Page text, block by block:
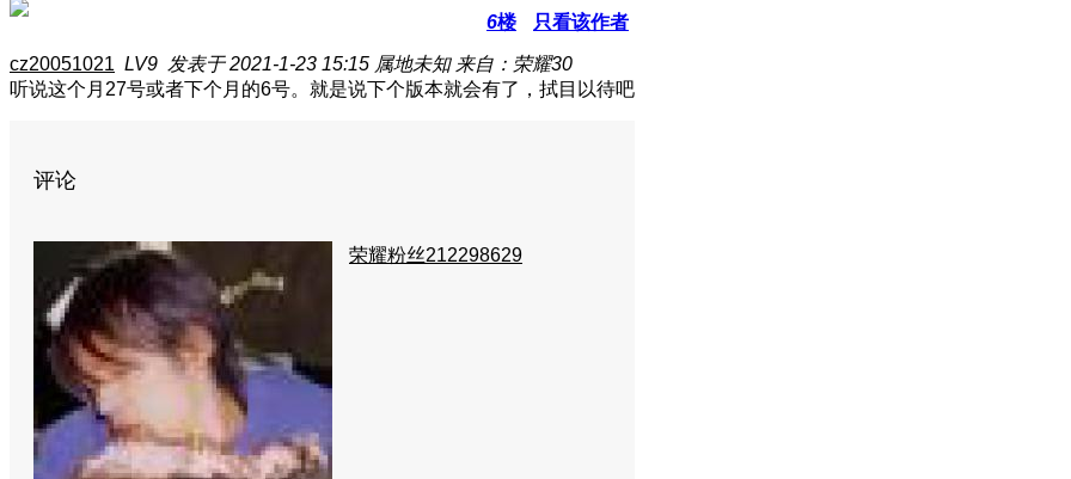
6楼 只看该作者
cz20051021 LV9 发表于 2021-1-23 15:15 属地未知 来自：荣耀30
听说这个月27号或者下个月的6号。就是说下个版本就会有了，拭目以待吧
评论
荣耀粉丝212298629